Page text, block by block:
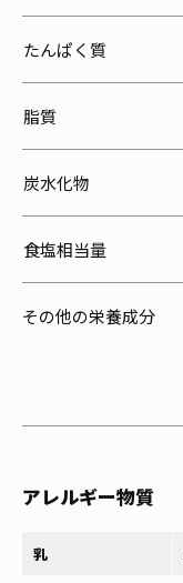
たんぱく質
脂質
炭水化物
食塩相当量
その他の栄養成分
アレルギー物質
乳